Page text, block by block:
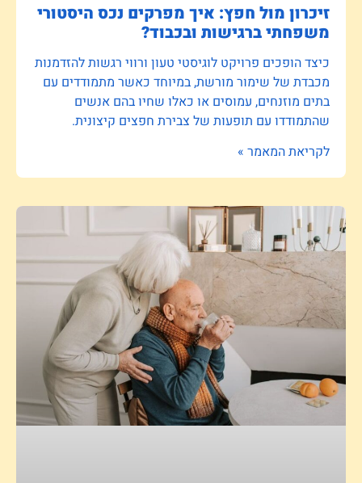
זיכרון מול חפץ: איך מפרקים נכס היסטורי
משפחתי ברגישות ובכבוד?
כיצד הופכים פרויקט לוגיסטי טעון ורווי רגשות להזדמנות
מכבדת של שימור מורשת, במיוחד כאשר מתמודדים עם
בתים מוזנחים, עמוסים או כאלו שחיו בהם אנשים
שהתמודדו עם תופעות של צבירת חפצים קיצונית.
לקריאת המאמר »